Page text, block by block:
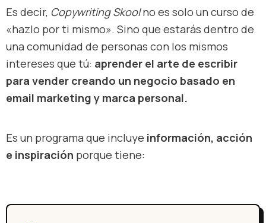
Es decir, Copywriting Skoolno es solo un curso de
«hazlo por ti mismo». Sino que estarás dentro de
una comunidad de personas con los mismos
intereses que tú: aprender el arte de escribir
para vender creando un negocio basado en
email marketing y marca personal.
Es un programa que incluye información, acción
e inspiración porque tiene: